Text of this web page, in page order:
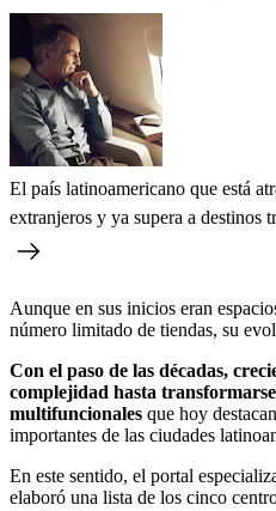
El país latinoamericano que está
extranjeros y ya supera a destinos
Aunque en sus inicios eran
número limitado de tiendas, su
Con el paso de las décadas,
complejidad hasta
multifuncionales que hoy
importantes de las ciudades
En este sentido, el portal
elaboró una lista de los cinco